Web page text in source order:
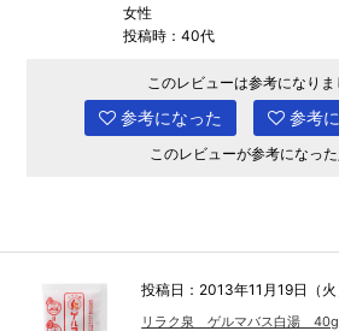
女性
投稿時：40代
このレビューは参考になりま
参考になった 参考
このレビューが参考になった
投稿日：2013年11月19日（火
リラク泉 ゲルマバス白湯 40g